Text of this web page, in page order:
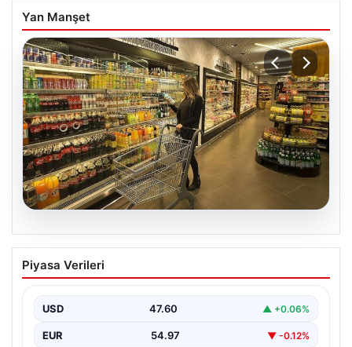
Yan Manşet
05.08.2026
Enflasyon verileri ne zaman
açıklanacak? 2026 TÜİK mart ayı
Piyasa Verileri
USD 47.60 ▲ +0.06%
EUR 54.97 ▼ -0.12%